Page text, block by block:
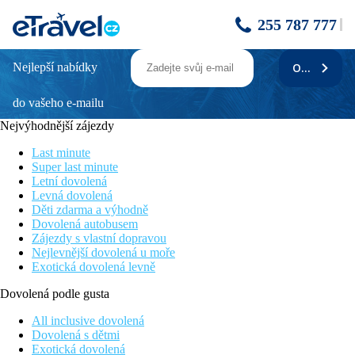
255 787 777
IMPERATRIZ
Poloha
nejvyhlášenějších restaurací v oblasti s italskou kuchyní. K
dispozici je střešní bazén nabízející nádherné výhledy na
Atlantický oceán. Pláž leží 700 metrů od hotelu. Letiště je
vzdálené 14,5 km
Popis hotelu
Hosté mají k dispozici vstupní halu s recepcí. Dále hotel nabízí
restauraci, bar, hernu, knihovnu, prádelnu, soukromé parkoviště
Ubytováni budete ve studiích, které jsou vybaveny vlastním
sociálním zařízením s koupelnou, fénem a toaletou, TV se
Nejlepší nabídky
do vašeho e-mailu
ODEBÍRAT
Nejvýhodnější zájezdy
Last minute
Super last minute
Letní dovolená
Levná dovolená
Děti zdarma a výhodně
Dovolená autobusem
Zájezdy s vlastní dopravou
Nejlevnější dovolená u moře
Exotická dovolená levně
Dovolená podle gusta
All inclusive dovolená
Dovolená s dětmi
Exotická dovolená